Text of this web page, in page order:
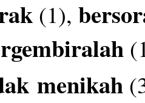
(1),
menikah